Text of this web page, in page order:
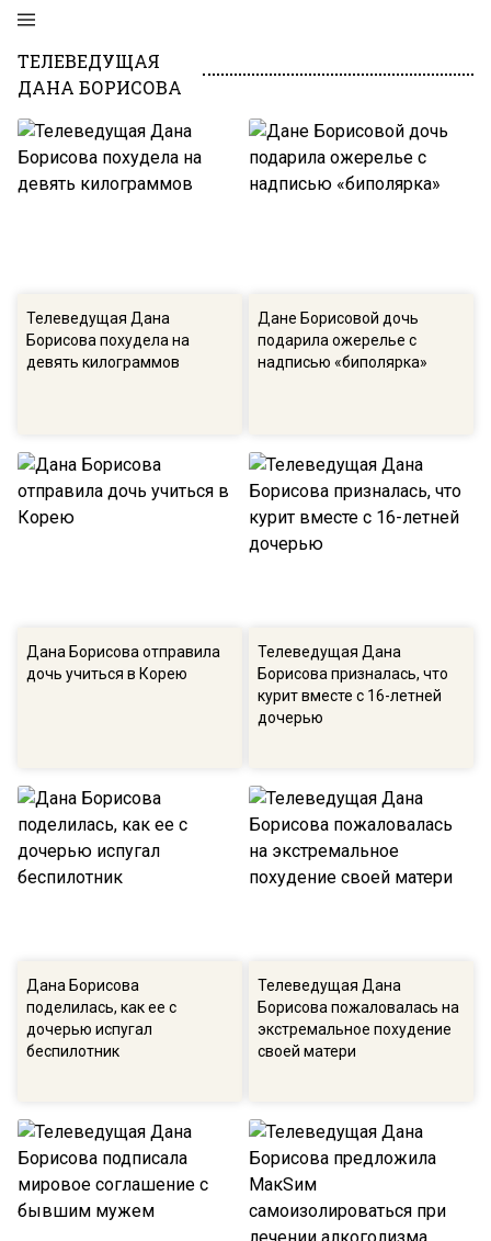
ТЕЛЕВЕДУЩАЯ
ДАНА БОРИСОВА
Телеведущая Дана
Борисова похудела на
девять килограммов
Дане Борисовой дочь
подарила ожерелье с
надписью «биполярка»
Дана Борисова отправила
дочь учиться в Корею
Телеведущая Дана
Борисова призналась, что
курит вместе с 16-летней
дочерью
Дана Борисова
поделилась, как ее с
дочерью испугал
беспилотник
Телеведущая Дана
Борисова пожаловалась на
экстремальное похудение
своей матери